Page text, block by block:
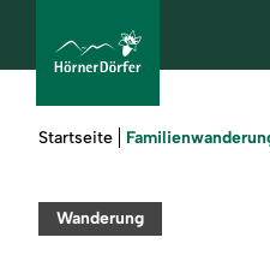
Sie
Startseite
Wanderung